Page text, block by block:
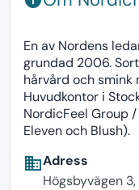
En av Nordens
grundad 2006.
hårvård och smink
Huvudkontor i
NordicFeel Group
Eleven och Blush).
businessAdress
Högsbyvägen